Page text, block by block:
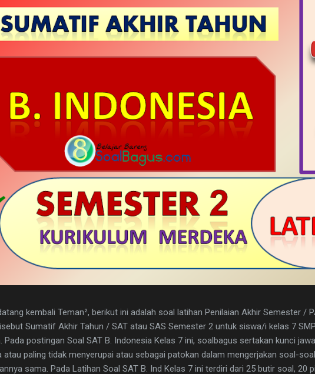
kembali Teman², berikut ini adalah soal latihan Penilaian Akhir Semester /
Sumatif Akhir Tahun / SAT atau SAS Semester 2 untuk siswa/i kelas 7
Pada postingan Soal SAT B. Indonesia Kelas 7 ini, soalbagus sertakan kunci
paling tidak menyerupai atau sebagai patokan dalam mengerjakan soal-
sama. Pada Latihan Soal SAT B. Ind Kelas 7 ini terdiri dari 25 butir soal, 20